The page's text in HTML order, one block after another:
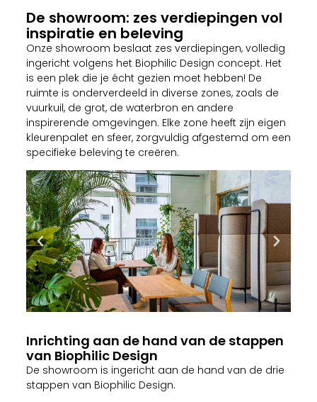
De showroom: zes verdiepingen vol
inspiratie en beleving
Onze showroom beslaat zes verdiepingen, volledig
ingericht volgens het Biophilic Design concept. Het
is een plek die je écht gezien moet hebben! De
ruimte is onderverdeeld in diverse zones, zoals de
vuurkuil, de grot, de waterbron en andere
inspirerende omgevingen. Elke zone heeft zijn eigen
kleurenpalet en sfeer, zorgvuldig afgestemd om een
specifieke beleving te creëren.
Inrichting aan de hand van de stappen
van Biophilic Design
De showroom is ingericht aan de hand van de drie
stappen van Biophilic Design.